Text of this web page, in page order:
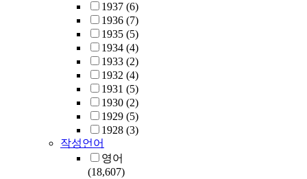
1937 (6)
1936 (7)
1935 (5)
1934 (4)
1933 (2)
1932 (4)
1931 (5)
1930 (2)
1929 (5)
1928 (3)
작성언어
영어
(18,607)